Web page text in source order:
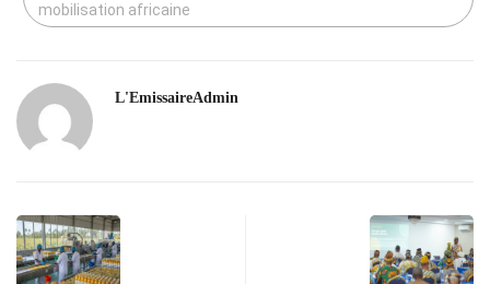
mobilisation africaine
L'EmissaireAdmin